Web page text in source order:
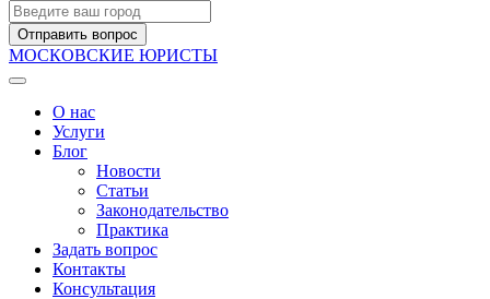
Отправить вопрос
МОСКОВСКИЕ ЮРИСТЫ
О нас
Услуги
Блог
Новости
Статьи
Законодательство
Практика
Задать вопрос
Контакты
Консультация